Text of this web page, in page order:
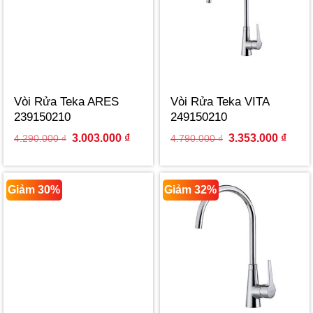
Vòi Rửa Teka ARES
239150210
4.290.000₫ Original
4.290.000 ₫.
3.003.000 ₫Current
3.003.000 ₫.
Vòi Rửa Teka VITA
249150210
4.790.000₫ Original
4.790.000 ₫.
3.353.000 ₫
Giảm 30% Giảm 32%